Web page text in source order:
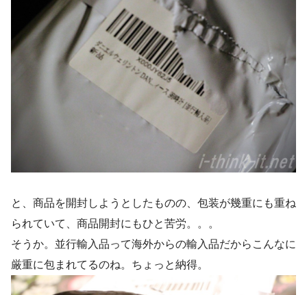
と、商品を開封しようとしたものの、包装が幾重にも重ね
られていて、商品開封にもひと苦労。。。
そうか。並行輸入品って海外からの輸入品だからこんなに
厳重に包まれてるのね。ちょっと納得。